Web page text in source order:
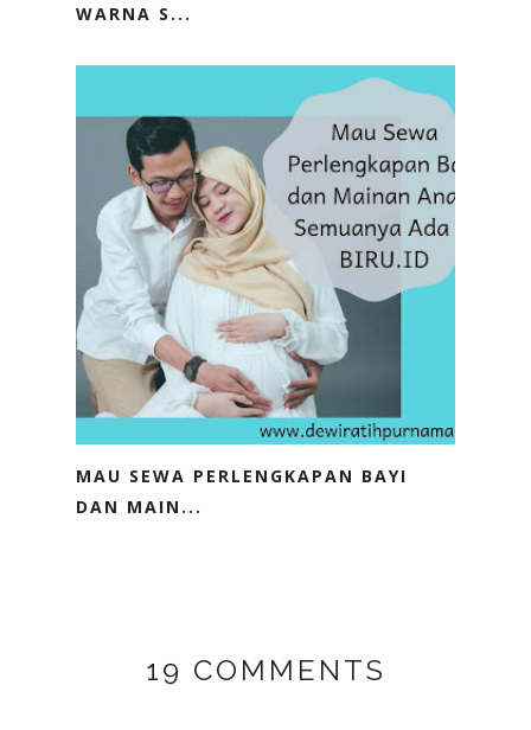
WARNA S...
MAU SEWA PERLENGKAPAN BAYI
DAN MAIN...
19 COMMENTS